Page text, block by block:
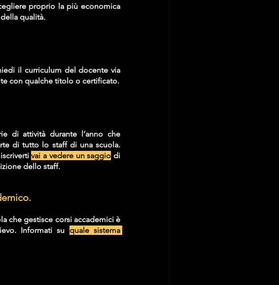
proprio la più economica
qualità.
il curriculum del docente via
con qualche titolo o certificato.
di attività durante l’anno che
di tutto lo staff di una scuola.
vai a vedere un saggio di
dello staff.
che gestisce corsi accademici è
Informati su quale sistema